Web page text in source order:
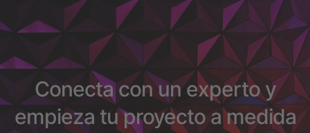
Conecta con un experto y
empieza tu proyecto a medida